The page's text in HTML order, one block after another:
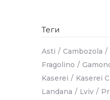
Теги
Asti Cambozola
Fragolino
Kaserei
Kaserei
Landana
Lviv